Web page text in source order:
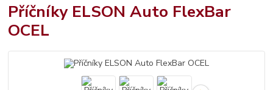
Příčníky ELSON Auto FlexBar
OCEL